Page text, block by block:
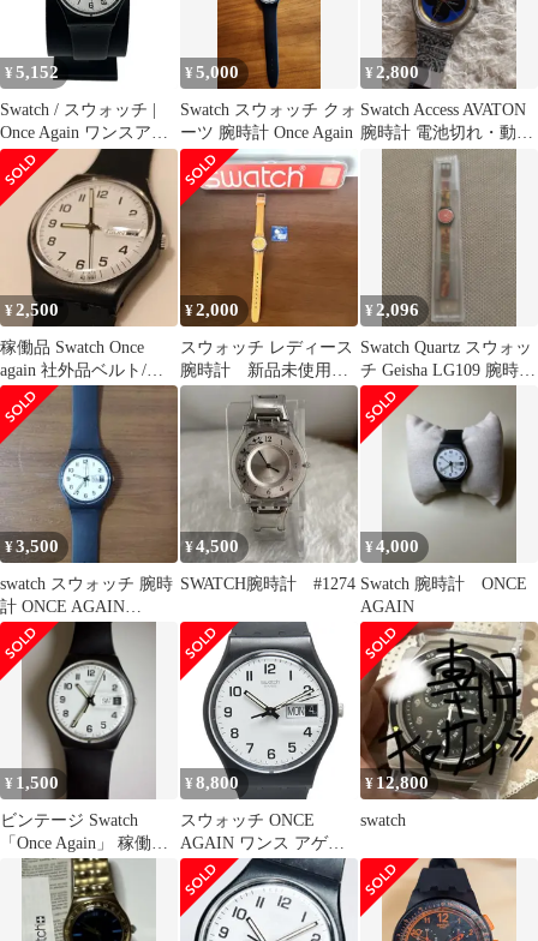
¥ 5,152
Swatch / スウォッチ |
Once Again ワンスアゲ
イン クォーツ 腕時計 |
ブラック | メンズ
¥5,000
Swatch スウォッチ クォ
ーツ 腕時計 Once Again
¥2,800
Swatch Access AVATON
腕時計 電池切れ・動作
¥2,500
稼働品 Swatch Once
again 社外品ベルト/社
外品尾錠
¥2,000
スウォッチ レディース
腕時計 新品未使用
新品電池交換済みケー
ス付 動作無保証
¥ 2,096
Swatch Quartz スウォッ
チ Geisha LG109 腕時計
メンズ
¥3,500
swatch スウォッチ 腕時
計 ONCE AGAIN
GB743-S26
¥4,500
SWATCH腕時計 #1274
¥4,000
Swatch 腕時計 ONCE
AGAIN
¥ 1,500
ビンテージ Swatch
「Once Again」 稼働確
認済み
¥ 8,800
スウォッチ ONCE
AGAIN ワンス アゲイ
ン GB743-S26 ブラック
プラスチック メンズ
Swatch【1-0199360】
¥12,800
swatch